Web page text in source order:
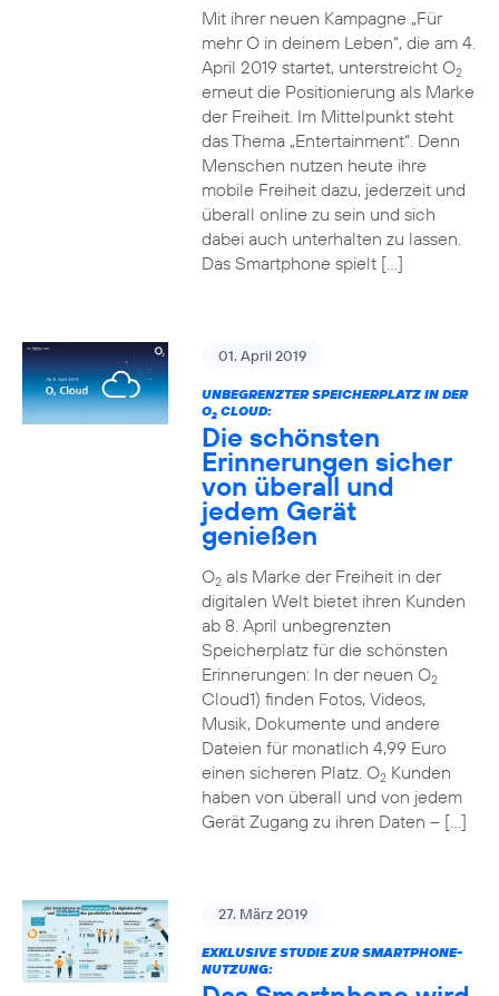
Mit ihrer neuen Kampagne „Für
mehr O in deinem Leben“, die am 4.
April 2019 startet, unterstreicht O2
erneut die Positionierung als Marke
der Freiheit. Im Mittelpunkt steht
das Thema „Entertainment“. Denn
Menschen nutzen heute ihre
mobile Freiheit dazu, jederzeit und
überall online zu sein und sich
dabei auch unterhalten zu lassen.
Das Smartphone spielt […]
01. April 2019
UNBEGRENZTER SPEICHERPLATZ IN DER
O2CLOUD:
Die schönsten
Erinnerungen sicher
von überall und
jedem Gerät
genießen
O2als Marke der Freiheit in der
digitalen Welt bietet ihren Kunden
ab 8. April unbegrenzten
Speicherplatz für die schönsten
Erinnerungen: In der neuen O2
Cloud1) finden Fotos, Videos,
Musik, Dokumente und andere
Dateien für monatlich 4,99 Euro
einen sicheren Platz. O2Kunden
haben von überall und von jedem
Gerät Zugang zu ihren Daten – […]
27. März 2019
EXKLUSIVE STUDIE ZUR SMARTPHONE-
NUTZUNG: